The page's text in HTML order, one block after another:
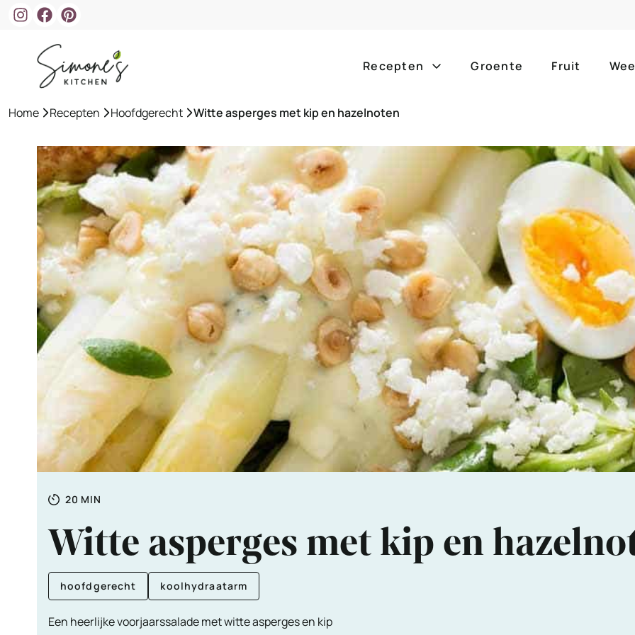
Recepten
ontbijt bijgerechten
lunch hoofdgerechten
borrelhapjes desserts
voorgerechten drankjes
alle
alle
zomer
slow
Groente Fruit
Home »Recepten »Hoofdgerecht »Witte asperges met kip en hazelnoten
Totale
20 MINUTEN
MIN
Witte asperges met kip en
hoofdgerecht koolhydraatarm
Een heerlijke voorjaarssalade met witte asperges en kip